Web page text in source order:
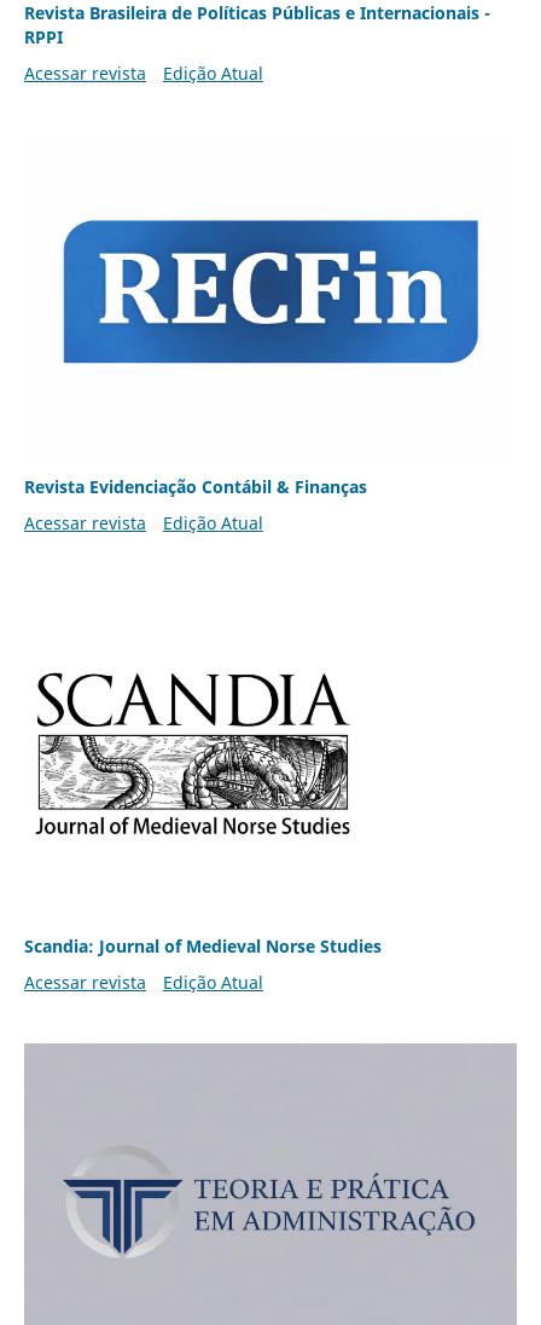
Revista Brasileira de Políticas Públicas e Internacionais -
RPPI
Acessar revista
Edição Atual
Revista Evidenciação Contábil & Finanças
Acessar revista
Edição Atual
Scandia: Journal of Medieval Norse Studies
Acessar revista
Edição Atual